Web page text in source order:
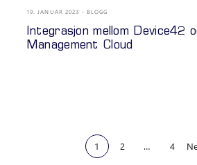
19. JANUAR 2023 BLOGG
Integrasjon mellom Device42
Management Cloud
1 2 … 4